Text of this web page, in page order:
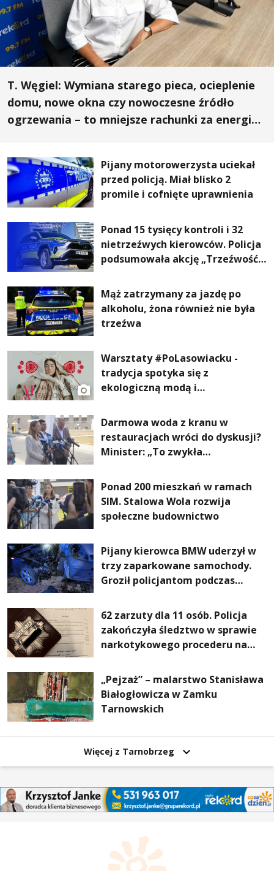
T. Węgiel: Wymiana starego pieca, ocieplenie
domu, nowe okna czy nowoczesne źródło
ogrzewania – to mniejsze rachunki za energię,
Pijany motorowerzysta uciekał
przed policją. Miał blisko 2
promile i cofnięte uprawnienia
Ponad 15 tysięcy kontroli i 32
nietrzeźwych kierowców. Policja
podsumowała akcję „Trzeźwość”
Mąż zatrzymany za jazdę po
alkoholu, żona również nie była
trzeźwa
Warsztaty #PoLasowiacku -
tradycja spotyka się z
ekologiczną modą i
Darmowa woda z kranu w
restauracjach wróci do dyskusji?
Minister: „To zwykła
Ponad 200 mieszkań w ramach
SIM. Stalowa Wola rozwija
społeczne budownictwo
Pijany kierowca BMW uderzył w
trzy zaparkowane samochody.
Groził policjantom podczas
62 zarzuty dla 11 osób. Policja
zakończyła śledztwo w sprawie
narkotykowego procederu na
„Pejzaż” – malarstwo Stanisława
Białogłowicza w Zamku
Tarnowskich
Więcej z Tarnobrzeg